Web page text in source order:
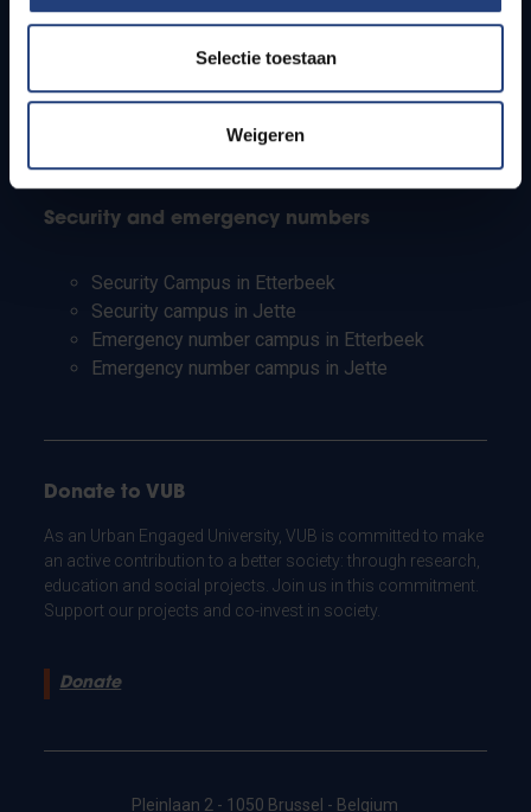
Selectie toestaan
Weigeren
Students
PhD students
Teachers and secondary schools
Working students
Security and emergency numbers
Security Campus in Etterbeek
Security campus in Jette
Emergency number campus in Etterbeek
Emergency number campus in Jette
Donate to VUB
As an Urban Engaged University, VUB is committed to make
an active contribution to a better society: through research,
education and social projects. Join us in this commitment.
Support our projects and co-invest in society.
Donate
Pleinlaan 2 - 1050 Brussel - Belgium